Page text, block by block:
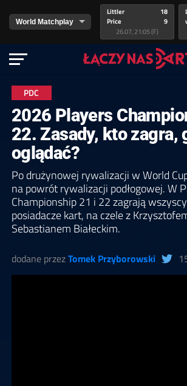
Littler
Price
18
9
26.07, 21:05 (F)
PDC
2026 Players
22. Zasady, kto zagra,
oglądać?
Po drużynowej rywalizacji w World
na powrót rywalizacji podłogowej. W
Championship 21 i 22 zagrają
posiadacze kart, na czele z
Sebastianem Białeckim.
dodane przezTomek Przyborowski